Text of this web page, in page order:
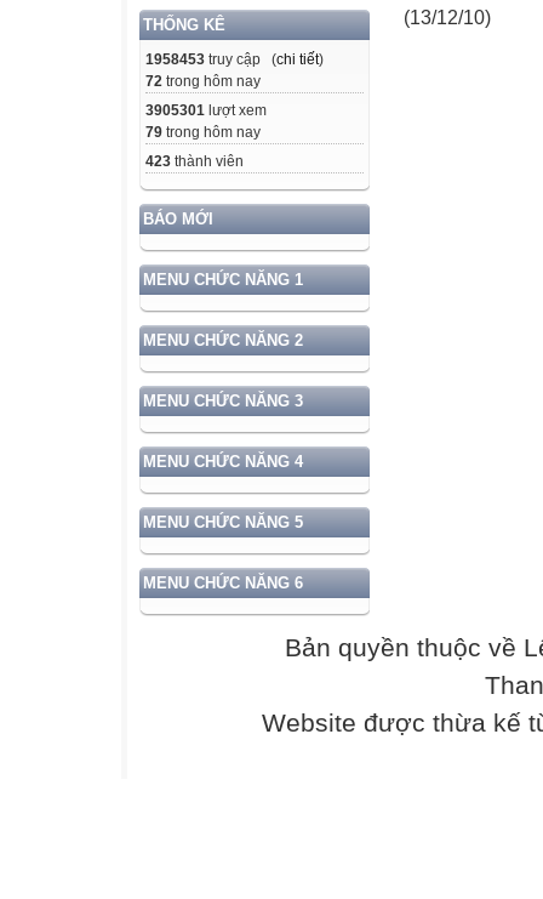
THỐNG KÊ
1958453 truy cập (chi tiết)
72 trong hôm nay
3905301 lượt xem
79 trong hôm nay
423 thành viên
BÁO MỚI
MENU CHỨC NĂNG 1
MENU CHỨC NĂNG 2
MENU CHỨC NĂNG 3
MENU CHỨC NĂNG 4
MENU CHỨC NĂNG 5
MENU CHỨC NĂNG 6
(13/12/10)
Bản quyền thuộc về
Website được thừa kế